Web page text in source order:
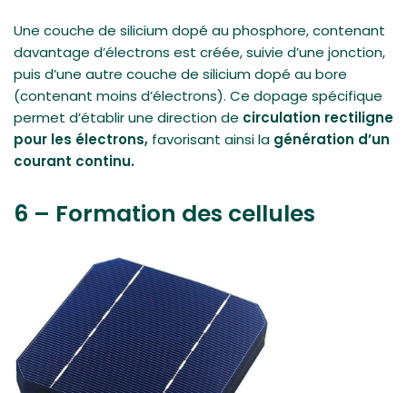
Une couche de silicium dopé au phosphore, contenant
davantage d’électrons est créée, suivie d’une jonction,
puis d’une autre couche de silicium dopé au bore
(contenant moins d’électrons). Ce dopage spécifique
permet d’établir une direction de circulation rectiligne
pour les électrons, favorisant ainsi la génération d’un
courant continu.
6 – Formation des cellules